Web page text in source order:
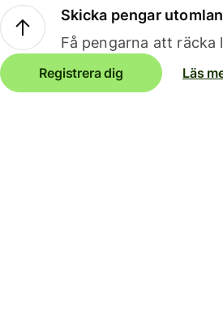
Skicka pengar
Få pengarna att
Registrera dig Läs